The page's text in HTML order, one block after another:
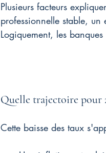
Plusieurs facteurs
professionnelle stable,
Logiquement, les
Quelle trajectoire pour
Cette baisse des taux